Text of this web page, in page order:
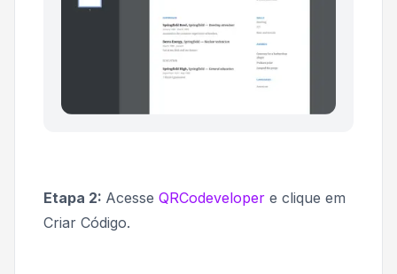
Etapa 2: Acesse QRCodeveloper e clique em
Criar Código.